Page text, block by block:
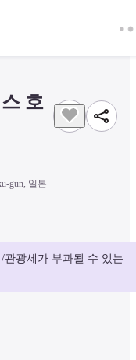
호
gun, 일본
관광세가 부과될 수 있는